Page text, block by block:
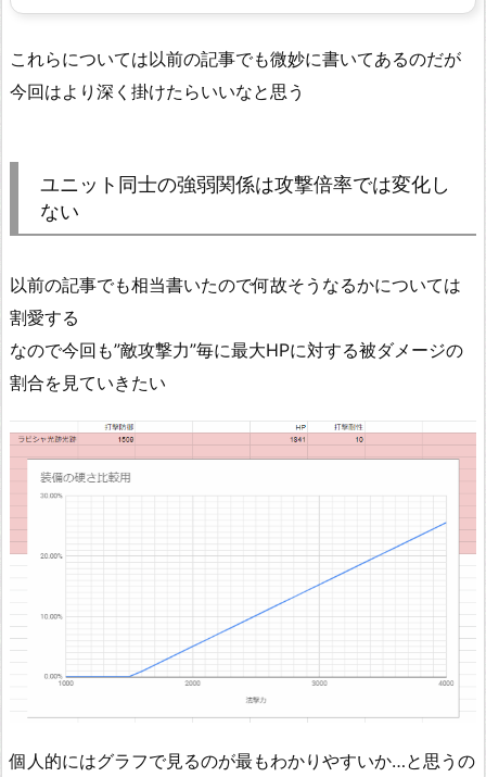
これらについては以前の記事でも微妙に書いてあるのだが
今回はより深く掛けたらいいなと思う
ユニット同士の強弱関係は攻撃倍率では変化し
ない
以前の記事でも相当書いたので何故そうなるかについては
割愛する
なので今回も”敵攻撃力”毎に最大HPに対する被ダメージの
割合を見ていきたい
個人的にはグラフで見るのが最もわかりやすいか…と思うの